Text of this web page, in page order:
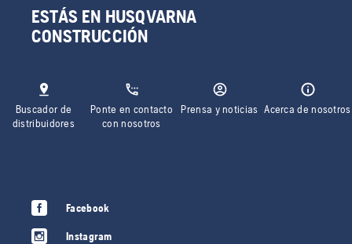
ESTÁS EN HUSQVARNA
CONSTRUCCIÓN
Buscador de
distribuidores
Ponte en contacto
con nosotros
Prensa y noticias Acerca de nosotros
Facebook
Instagram